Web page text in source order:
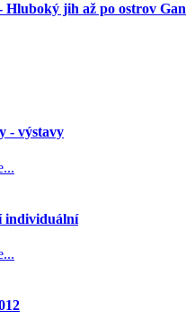
jih až po ostrov Gan
- výstavy
individuální